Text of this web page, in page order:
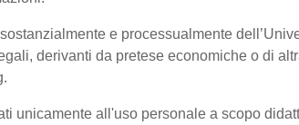
e processualmente
derivanti da pretese economiche o di
unicamente all'uso personale a scopo